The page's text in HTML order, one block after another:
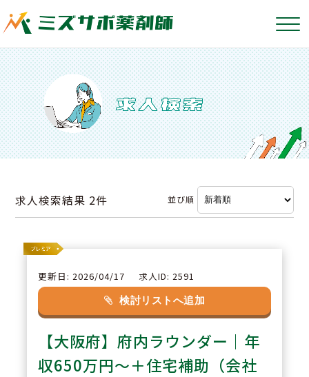
求人検索結果 2件 並び順
更新日: 2026/04/17 求人ID: 2591
検討リストへ追加
【大阪府】府内ラウンダー｜年
収650万円～＋住宅補助（会社